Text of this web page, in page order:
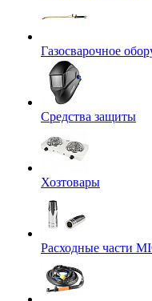
Газосварочное
Средства защиты
Хозтовары
Расходные части